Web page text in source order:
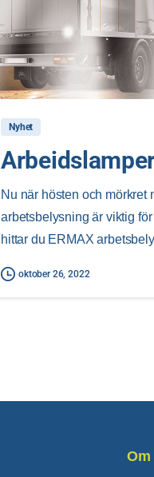
Nyhet
Nu när hösten och mörkret
arbetsbelysning är viktig
hittar du ERMAX
oktober 26, 2022